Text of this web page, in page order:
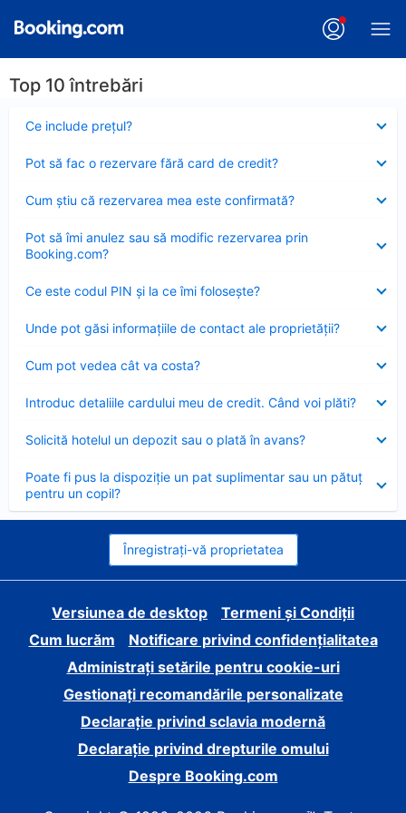
Top 10 întrebări
Ce include preţul?
închis
Pot să fac o rezervare fără card de credit?
închis
Cum ştiu că rezervarea mea este confirmată?
închis
Pot să îmi anulez sau să modific rezervarea prin
Booking.com?
închis
Ce este codul PIN şi la ce îmi foloseşte?
închis
Unde pot găsi informațiile de contact ale proprietății?
închis
Cum pot vedea cât va costa?
închis
Introduc detaliile cardului meu de credit. Când voi plăti?
închis
Solicită hotelul un depozit sau o plată în avans?
închis
Poate fi pus la dispoziție un pat suplimentar sau un pătuț
pentru un copil?
închis
Înregistrați-vă proprietatea
Versiunea de desktop
Termeni și Condiții
Cum lucrăm
Notificare privind confidențialitatea
Administrați setările pentru cookie-uri
Gestionați recomandările personalizate
Declarație privind sclavia modernă
Declarație privind drepturile omului
Despre Booking.com